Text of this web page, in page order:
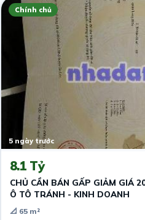
Chính chủ
5 ngày trước
8.1 Tỷ
CHỦ CẦN BÁN GẤP GIẢM GIÁ
Ô TÔ TRÁNH - KINH DOANH
📐 65 m²